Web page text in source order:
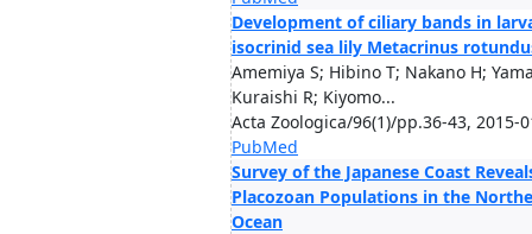
Development of ciliary bands in
isocrinid sea lily Metacrinus
Amemiya S; Hibino T; Nakano H;
Kuraishi R; Kiyomo...
Acta Zoologica/96(1)/pp.36-43, 2015-
PubMed
Survey of the Japanese Coast
Placozoan Populations in the
Ocean